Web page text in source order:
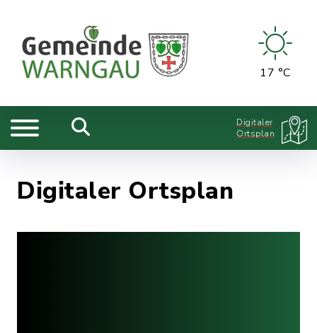
17 °C
Digitaler
Ortsplan
Digitaler Ortsplan